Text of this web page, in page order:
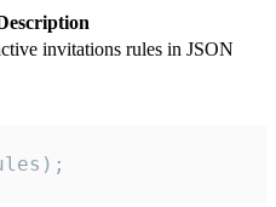
invitations rules in JSON